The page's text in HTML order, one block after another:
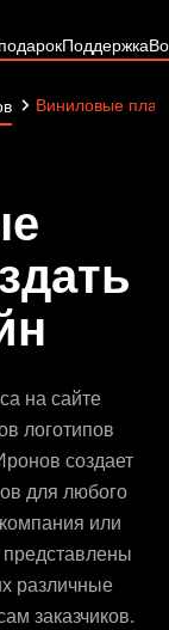
Поддержка
Виниловые
на сайте
логотипов
создает
для любого
или
представлены
различные
заказчиков.